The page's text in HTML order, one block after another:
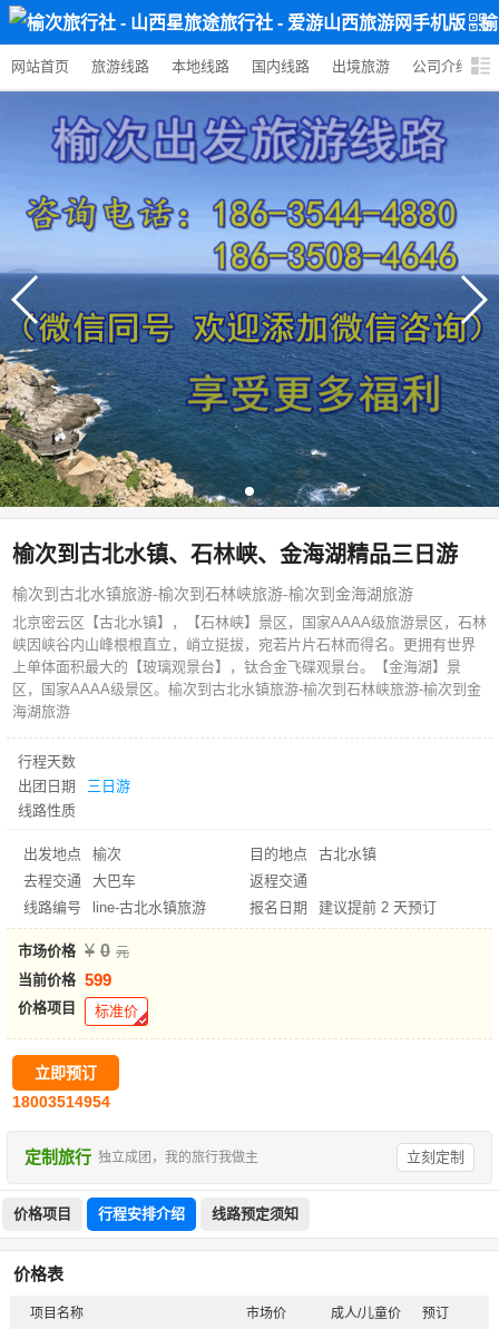
网站首页 旅游线路 本地线路 国内线路 出境旅游 公司介绍
榆次到古北水镇、石林峡、金海湖精品三日游
榆次到古北水镇旅游-榆次到石林峡旅游-榆次到金海湖旅游
北京密云区【古北水镇】，【石林峡】景区，国家AAAA级旅游景区，石林
峡因峡谷内山峰根根直立，峭立挺拔，宛若片片石林而得名。更拥有世界
上单体面积最大的【玻璃观景台】，钛合金飞碟观景台。【金海湖】景
区，国家AAAA级景区。榆次到古北水镇旅游-榆次到石林峡旅游-榆次到金
海湖旅游
行程天数
出团日期
三日游
线路性质
出发地点 榆次 目的地点
古北水镇
去程交通
大巴车
返程交通
线路编号
line-古北水镇旅游 报名日期 建议提前 2 天预订
市场价格 0
当前价格 599
价格项目 标准价
立即预订
18003514954
定制旅行 独立成团，我的旅行我做主 立刻定制
价格项目 行程安排介绍 线路预定须知
价格表
项目名称 市场价 成人/儿童价 预订